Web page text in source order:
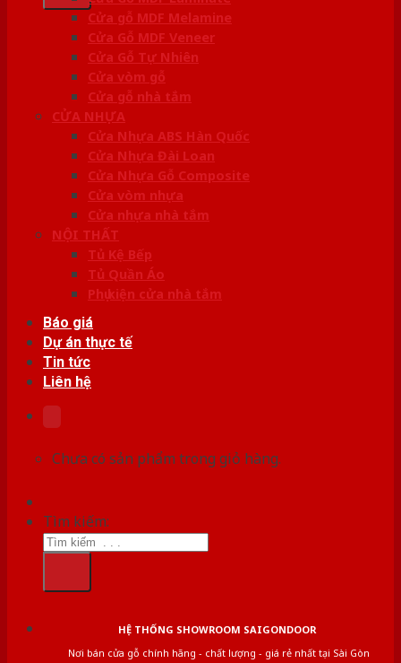
Cửa gỗ MDF Melamine
Cửa Gỗ MDF Veneer
Cửa Gỗ Tự Nhiên
Cửa vòm gỗ
Cửa gỗ nhà tắm
CỬA NHỰA
Cửa Nhựa ABS Hàn Quốc
Cửa Nhựa Đài Loan
Cửa Nhựa Gỗ Composite
Cửa vòm nhựa
Cửa nhựa nhà tắm
NỘI THẤT
Tủ Kệ Bếp
Tủ Quần Áo
Phụ kiện cửa nhà tắm
Báo giá
Dự án thực tế
Tin tức
Liên hệ
Chưa có sản phẩm trong giỏ hàng.
Tìm kiếm:
HỆ THỐNG SHOWROOM SAIGONDOOR
Nơi bán cửa gỗ chính hãng - chất lượng - giá rẻ nhất tại Sài Gòn